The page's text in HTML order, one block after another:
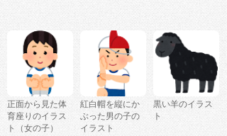
正面から見た体
育座りのイラス
ト（女の子）
紅白帽を縦にか
ぶった男の子の
イラスト
黒い羊のイラス
ト